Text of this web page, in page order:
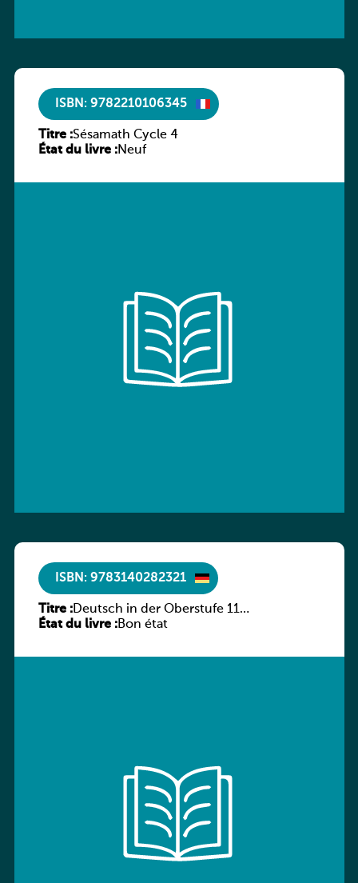
ISBN: 9782210106345
Titre :Sésamath Cycle 4
État du livre :Neuf
ISBN: 9783140282321
Titre :Deutsch in der Oberstufe 11
(Schülerbuch) Ausgabe Bayern
État du livre :Bon état